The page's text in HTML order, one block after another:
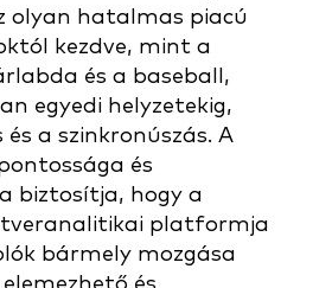
olyan hatalmas piacú
kezdve, mint a
és a baseball,
egyedi helyzetekig,
a szinkronúszás. A
és
biztosítja, hogy a
platformja
bármely mozgása